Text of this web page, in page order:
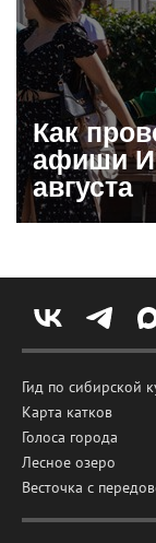
Как
афиши
августа
Гид по сибирской
Карта катков
Голоса города
Лесное озеро
Весточка с